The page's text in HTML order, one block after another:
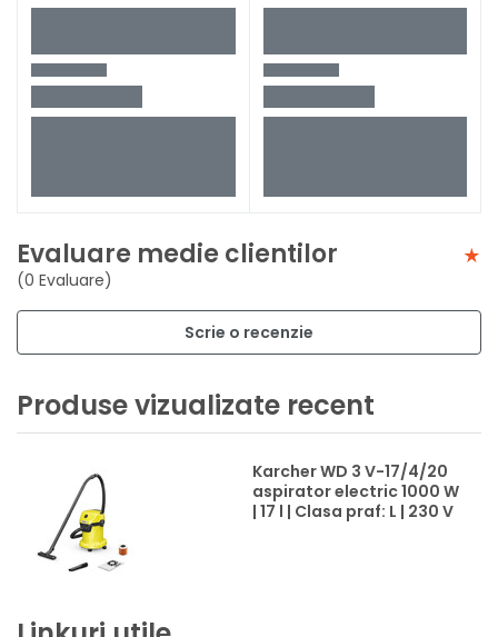
Evaluare medie clientilor
(0 Evaluare)
Scrie o recenzie
Produse vizualizate recent
Karcher WD 3 V-17/4/20
aspirator electric 1000 W
| 17 l | Clasa praf: L | 230 V